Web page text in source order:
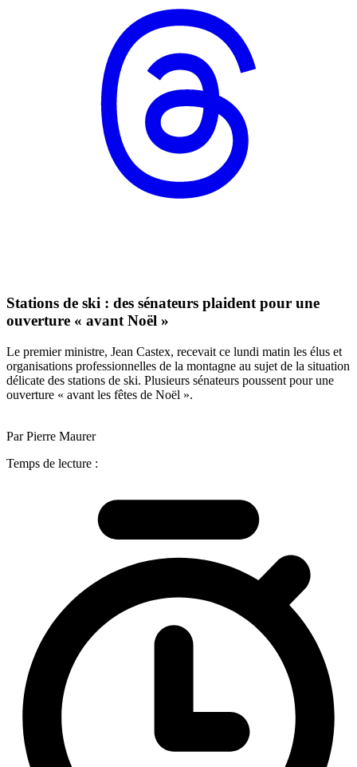
Stations de ski : des sénateurs plaident pour une
ouverture « avant Noël »
Le premier ministre, Jean Castex, recevait ce lundi matin les élus et
organisations professionnelles de la montagne au sujet de la situation
délicate des stations de ski. Plusieurs sénateurs poussent pour une
ouverture « avant les fêtes de Noël ».
Par Pierre Maurer
Temps de lecture :